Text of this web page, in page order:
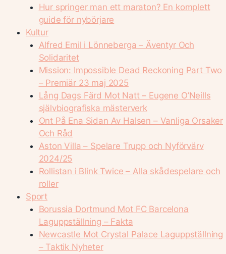
Hur springer man ett maraton? En komplett
guide för nybörjare
Kultur
Alfred Emil i Lönneberga – Äventyr Och
Solidaritet
Mission: Impossible Dead Reckoning Part Two
– Premiär 23 maj 2025
Lång Dags Färd Mot Natt – Eugene O’Neills
självbiografiska mästerverk
Ont På Ena Sidan Av Halsen – Vanliga Orsaker
Och Råd
Aston Villa – Spelare Trupp och Nyförvärv
2024/25
Rollistan i Blink Twice – Alla skådespelare och
roller
Sport
Borussia Dortmund Mot FC Barcelona
Laguppställning – Fakta
Newcastle Mot Crystal Palace Laguppställning
– Taktik Nyheter